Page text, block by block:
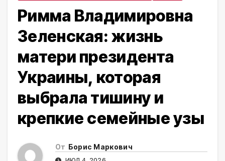
Римма Владимировна
Зеленская: жизнь
матери президента
Украины, которая
выбрала тишину и
крепкие семейные узы
От Борис Маркович